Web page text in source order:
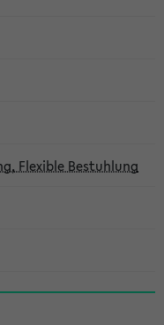
Flexible Bestuhlung